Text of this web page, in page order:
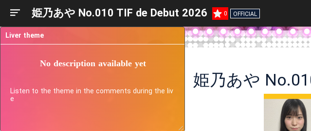
姫乃あや No.010 TIF de Debut 2026 0 OFFICIAL
姫乃あや
Liver theme
No description available yet
Listen to the theme in the comments during the liv
e